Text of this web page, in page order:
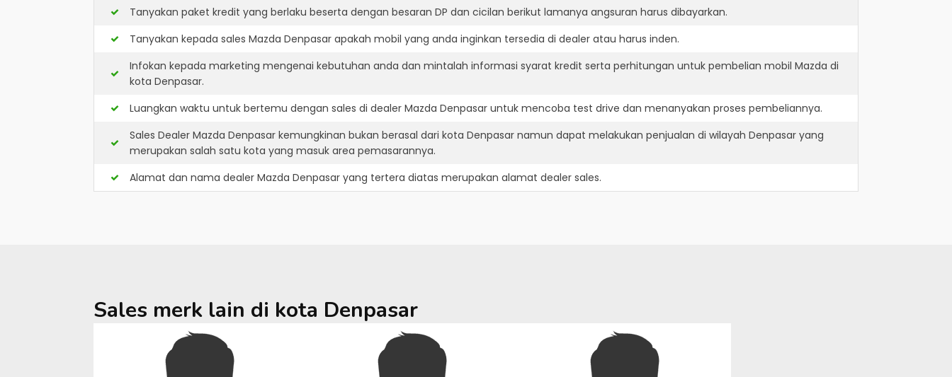
Tanyakan paket kredit yang berlaku beserta dengan besaran DP dan cicilan berikut lamanya angsuran harus dibayarkan.
Tanyakan kepada sales Mazda Denpasar apakah mobil yang anda inginkan tersedia di dealer atau harus inden.
Infokan kepada marketing mengenai kebutuhan anda dan mintalah informasi syarat kredit serta perhitungan untuk pembelian mobil Mazda di
kota Denpasar.
Luangkan waktu untuk bertemu dengan sales di dealer Mazda Denpasar untuk mencoba test drive dan menanyakan proses pembeliannya.
Sales Dealer Mazda Denpasar kemungkinan bukan berasal dari kota Denpasar namun dapat melakukan penjualan di wilayah Denpasar yang
merupakan salah satu kota yang masuk area pemasarannya.
Alamat dan nama dealer Mazda Denpasar yang tertera diatas merupakan alamat dealer sales.
Sales merk lain di kota Denpasar